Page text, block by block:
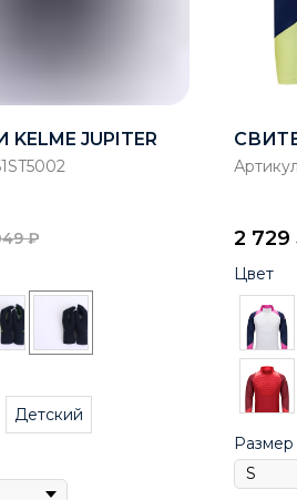
JUPITER
₽
Детский
2 729
Цвет
Размер